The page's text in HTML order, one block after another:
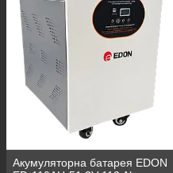
Акумуляторна батарея EDON